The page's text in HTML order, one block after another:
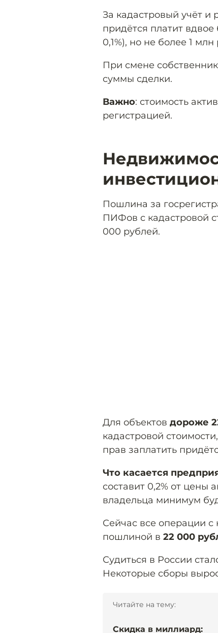
За кадастровый учёт и
придётся платит вдвое
0,1%), но не более 1
При смене
суммы сделки.
Важно: стоимость
регистрацией.
Пошлина за
ПИФов с кадастровой
000 рублей.
Для объектов дороже
кадастровой
прав заплатить
Что касается
составит 0,2% от цены
владельца минимум
Сейчас все операции
пошлиной в 22 000
Судиться в России
Некоторые сборы
Читайте на тему:
Скидка в миллиард: